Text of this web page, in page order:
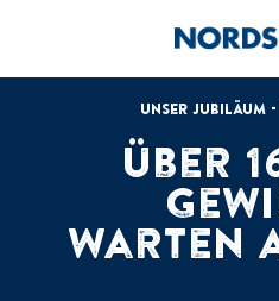
Unser Jubiläum
Über
warten